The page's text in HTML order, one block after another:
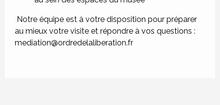
Notre équipe est à votre disposition pour préparer
au mieux votre visite et répondre à vos questions :
mediation@ordredelaliberation.fr